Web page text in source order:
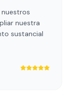
nuestra
sustancial